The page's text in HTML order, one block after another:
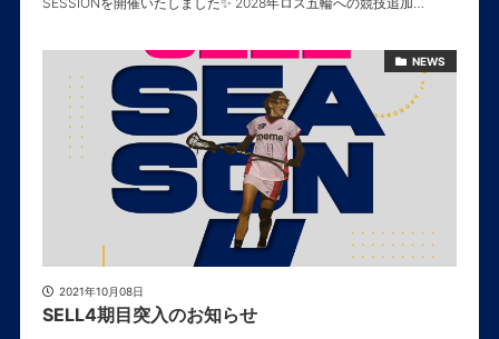
NEWS
2021年10月08日
SELL4期目突入のお知らせ